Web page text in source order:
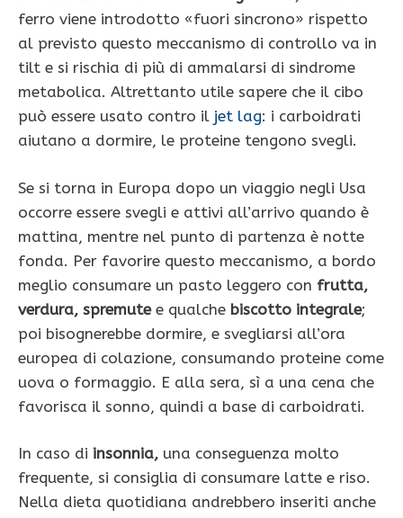
ferro viene introdotto «fuori sincrono» rispetto
al previsto questo meccanismo di controllo va in
tilt e si rischia di più di ammalarsi di sindrome
metabolica. Altrettanto utile sapere che il cibo
può essere usato contro il jet lag: i carboidrati
aiutano a dormire, le proteine tengono svegli.
Se si torna in Europa dopo un viaggio negli Usa
occorre essere svegli e attivi all’arrivo quando è
mattina, mentre nel punto di partenza è notte
fonda. Per favorire questo meccanismo, a bordo
meglio consumare un pasto leggero con frutta,
verdura, spremutee qualche biscotto integrale;
poi bisognerebbe dormire, e svegliarsi all’ora
europea di colazione, consumando proteine come
uova o formaggio. E alla sera, sì a una cena che
favorisca il sonno, quindi a base di carboidrati.
In caso di insonnia, una conseguenza molto
frequente, si consiglia di consumare latte e riso.
Nella dieta quotidiana andrebbero inseriti anche